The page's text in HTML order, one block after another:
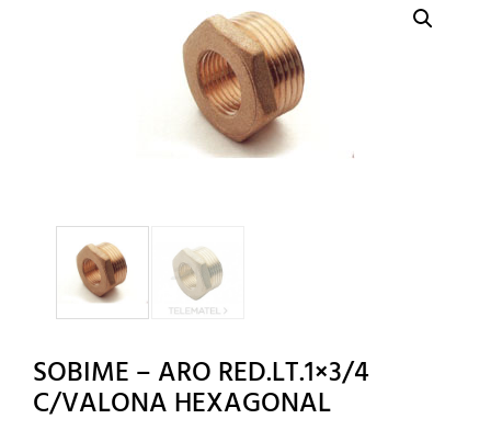
SOBIME – ARO RED.LT.1×3/4
C/VALONA HEXAGONAL